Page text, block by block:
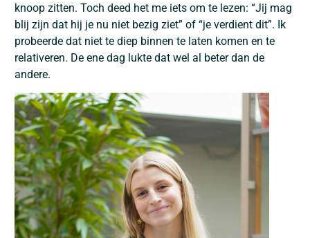
knoop zitten. Toch deed het me iets om te lezen: “Jij mag
blij zijn dat hij je nu niet bezig ziet” of “je verdient dit”. Ik
probeerde dat niet te diep binnen te laten komen en te
relativeren. De ene dag lukte dat wel al beter dan de
andere.